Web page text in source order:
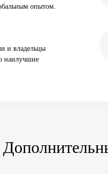
опытом.
и владельцы
наилучшие